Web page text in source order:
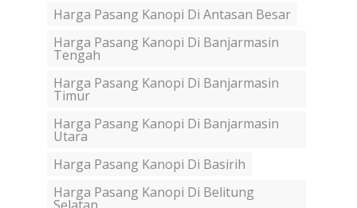
Harga Pasang Kanopi Di Antasan Besar
Harga Pasang Kanopi Di Banjarmasin
Tengah
Harga Pasang Kanopi Di Banjarmasin
Timur
Harga Pasang Kanopi Di Banjarmasin
Utara
Harga Pasang Kanopi Di Basirih
Harga Pasang Kanopi Di Belitung